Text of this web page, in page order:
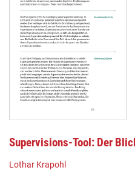
Supervisions-Tool: Der
Lothar Krapohl